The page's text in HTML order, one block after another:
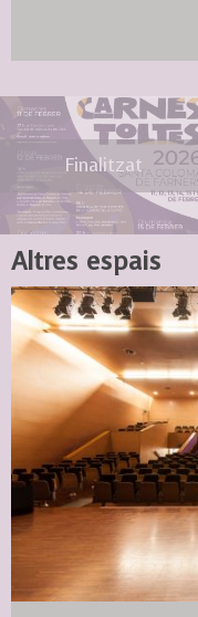
Finalitzat
Altres espais